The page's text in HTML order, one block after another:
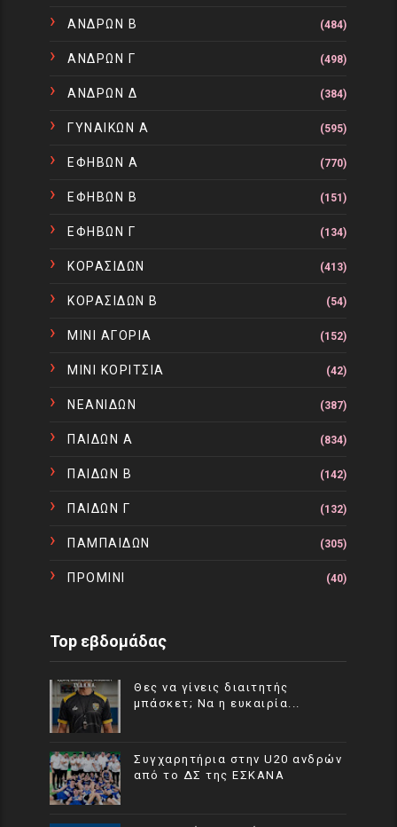
ΑΝΔΡΩΝ Β (484)
ΑΝΔΡΩΝ Γ (498)
ΑΝΔΡΩΝ Δ (384)
ΓΥΝΑΙΚΩΝ Α (595)
ΕΦΗΒΩΝ Α (770)
ΕΦΗΒΩΝ Β (151)
ΕΦΗΒΩΝ Γ (134)
ΚΟΡΑΣΙΔΩΝ (413)
ΚΟΡΑΣΙΔΩΝ Β (54)
ΜΙΝΙ ΑΓΟΡΙΑ (152)
ΜΙΝΙ ΚΟΡΙΤΣΙΑ (42)
ΝΕΑΝΙΔΩΝ (387)
ΠΑΙΔΩΝ Α (834)
ΠΑΙΔΩΝ Β (142)
ΠΑΙΔΩΝ Γ (132)
ΠΑΜΠΑΙΔΩΝ (305)
ΠΡΟΜΙΝΙ (40)
Top εβδομάδας
Θες να γίνεις διαιτητής
μπάσκετ; Να η ευκαιρία...
Συγχαρητήρια στην U20 ανδρών
από το ΔΣ της ΕΣΚΑΝΑ